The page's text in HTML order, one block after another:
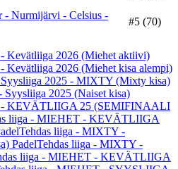
Nurmijärvi - Celsius -
#5 (70)
Kevätliiga 2026 (Miehet aktiivi)
Kevätliiga 2026 (Miehet kisa alempi)
2025 - MIXTY (Mixty kisa)
2025 (Naiset kisa)
- KEVÄTLIIGA 25 (SEMIFINAALI
liiga - MIEHET - KEVÄTLIIGA
liiga - MIXTY -
PadelTehdas liiga - MIXTY -
liiga - MIEHET - KEVÄTLIIGA